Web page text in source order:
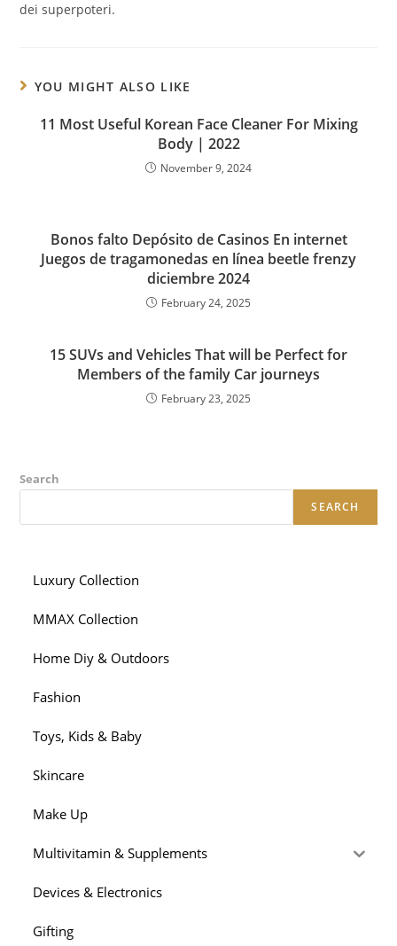
dei superpoteri.
YOU MIGHT ALSO LIKE
11 Most Useful Korean Face Cleaner For Mixing
Body | 2022
November 9, 2024
Bonos falto Depósito de Casinos En internet
Juegos de tragamonedas en línea beetle frenzy
diciembre 2024
February 24, 2025
15 SUVs and Vehicles That will be Perfect for
Members of the family Car journeys
February 23, 2025
Search
SEARCH
Luxury Collection
MMAX Collection
Home Diy & Outdoors
Fashion
Toys, Kids & Baby
Skincare
Make Up
Multivitamin & Supplements
Devices & Electronics
Gifting